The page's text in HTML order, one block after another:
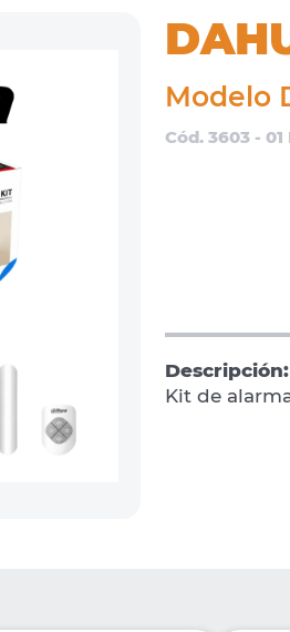
Modelo
Cód. 3603 - 01
Descripción:
Kit de